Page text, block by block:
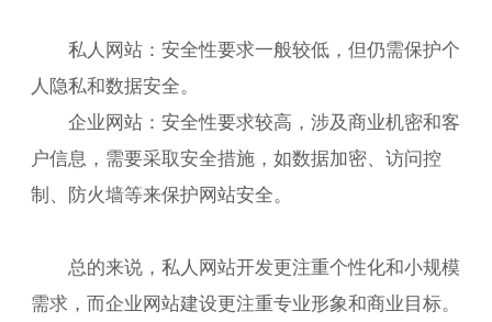
私人网站：安全性要求一般较低，但仍需保护个
人隐私和数据安全。
企业网站：安全性要求较高，涉及商业机密和客
户信息，需要采取安全措施，如数据加密、访问控
制、防火墙等来保护网站安全。
总的来说，私人网站开发更注重个性化和小规模
需求，而企业网站建设更注重专业形象和商业目标。